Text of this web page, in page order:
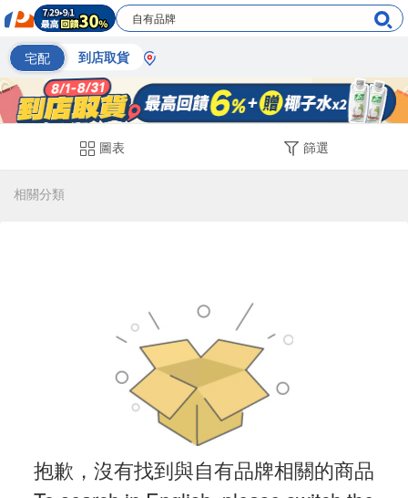
宅配 到店取貨
圖表 篩選
相關分類
抱歉，沒有找到與自有品牌相關的商品